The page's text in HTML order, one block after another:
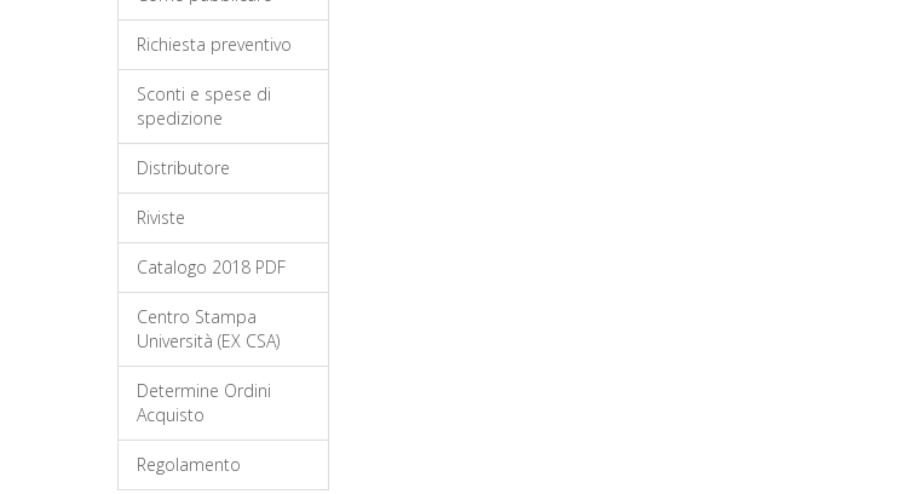
Richiesta preventivo
Sconti e spese di
spedizione
Distributore
Riviste
Catalogo 2018 PDF
Centro Stampa
Università (EX CSA)
Determine Ordini
Acquisto
Regolamento